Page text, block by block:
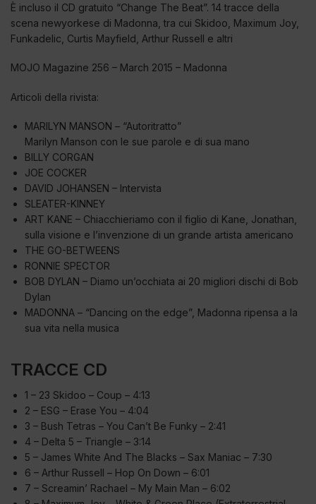
È incluso il CD gratuito “Change The Beat”. 14 tracce della
scena newyorkese di Madonna, tra cui Skidoo, Maximum Joy,
Funkadelic, Curtis Mayfield, Arthur Russell e altri
MOJO Magazine 256 – March 2015 – Madonna
Articoli della rivista:
MARILYN MANSON – “Autoritratto”
Marilyn Manson con le sue parole e di sua mano
BILLY CORGAN
JOE COCKER
DAVID JOHANSEN – Intervista
SLEATER-KINNEY
ART KANE – Chiacchieriamo con il figlio di Kane, Jonathan,
sulla visione e l’invenzione di un grande artista americano
THE GO-BETWEENS
RONNIE SPECTOR
BOB DYLAN – Diamo un’occhiata ai 20 migliori dischi di Bob
Dylan
MADONNA – “Dancing on the edge”, Madonna ripensa a la
sua vita nella musica
TRACCE CD
1 – 23 Skidoo – Coup – 4:13
2 – ESG – Erase You – 4:04
3 – Bush Tetras – You Can’t Be Funky – 2:41
4 – Delta 5 – Triangle – 3:14
5 – James White And The Blacks – Sax Maniac – 7:30
6 – Arthur Russell – Hop On Down – 6:01
7 – Screamin’ Rachael – My Main Man – 6:02